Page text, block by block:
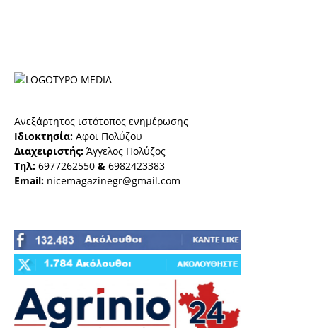
Ανεξάρτητος ιστότοπος ενημέρωσης
Ιδιοκτησία: Αφοι Πολύζου
Διαχειριστής: Άγγελος Πολύζος
Τηλ: 6977262550 & 6982423383
Email: nicemagazinegr@gmail.com